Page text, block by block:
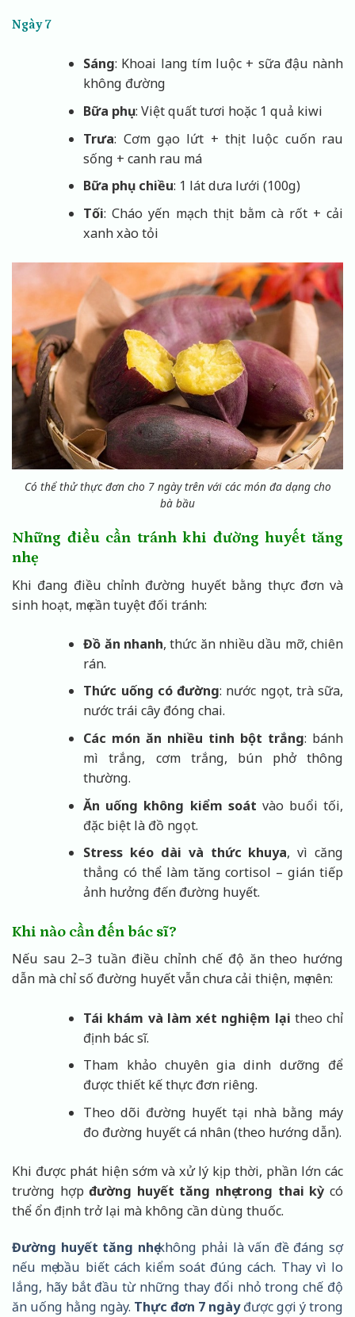
Ngày 7
Sáng: Khoai lang tím luộc + sữa đậu nành
không đường
Bữa phụ: Việt quất tươi hoặc 1 quả kiwi
Trưa: Cơm gạo lứt + thịt luộc cuốn rau
sống + canh rau má
Bữa phụ chiều: 1 lát dưa lưới (100g)
Tối: Cháo yến mạch thịt bằm cà rốt + cải
xanh xào tỏi
Có thể thử thực đơn cho 7 ngày trên với các món đa dạng cho
bà bầu
Những điều cần tránh khi đường huyết tăng
nhẹ
Khi đang điều chỉnh đường huyết bằng thực đơn và
sinh hoạt, mẹ cần tuyệt đối tránh:
Đồ ăn nhanh, thức ăn nhiều dầu mỡ, chiên
rán.
Thức uống có đường: nước ngọt, trà sữa,
nước trái cây đóng chai.
Các món ăn nhiều tinh bột trắng: bánh
mì trắng, cơm trắng, bún phở thông
thường.
Ăn uống không kiểm soát vào buổi tối,
đặc biệt là đồ ngọt.
Stress kéo dài và thức khuya, vì căng
thẳng có thể làm tăng cortisol – gián tiếp
ảnh hưởng đến đường huyết.
Khi nào cần đến bác sĩ?
Nếu sau 2–3 tuần điều chỉnh chế độ ăn theo hướng
dẫn mà chỉ số đường huyết vẫn chưa cải thiện, mẹ nên:
Tái khám và làm xét nghiệm lại theo chỉ
định bác sĩ.
Tham khảo chuyên gia dinh dưỡng để
được thiết kế thực đơn riêng.
Theo dõi đường huyết tại nhà bằng máy
đo đường huyết cá nhân (theo hướng dẫn).
Khi được phát hiện sớm và xử lý kịp thời, phần lớn các
trường hợpđường huyết tăng nhẹ trong thai kỳ có
thể ổn định trở lại mà không cần dùng thuốc.
Đường huyết tăng nhẹkhông phải là vấn đề đáng sợ
nếu mẹ bầu biết cách kiểm soát đúng cách. Thay vì lo
lắng, hãy bắt đầu từ những thay đổi nhỏ trong chế độ
ăn uống hằng ngày. Thực đơn 7 ngàyđược gợi ý trong